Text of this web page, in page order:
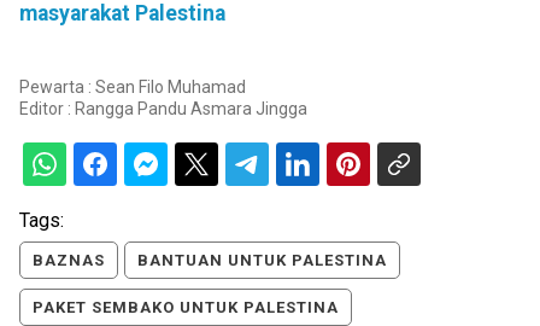
masyarakat Palestina
Pewarta : Sean Filo Muhamad
Editor : Rangga Pandu Asmara Jingga
Tags:
BAZNAS BANTUAN UNTUK PALESTINA
PAKET SEMBAKO UNTUK PALESTINA